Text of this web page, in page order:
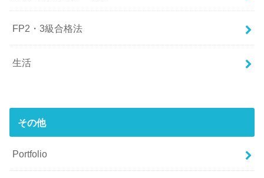
FP2・3級合格法
生活
その他
Portfolio